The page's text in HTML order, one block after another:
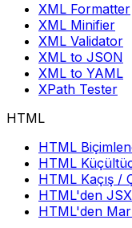
XML Formatter
XML Minifier
XML Validator
XML to JSON
XML to YAML
XPath Tester
HTML
HTML
HTML
HTML Kaçış /
HTML'den
HTML'den